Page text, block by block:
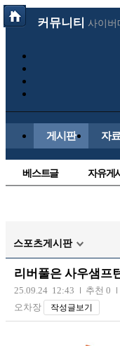
커뮤니티 사이버
게시판 자
베스트글 자유게
스포츠게시판
리버풀은 사우샘프
25.09.24 12:43 추천 0
오차장
작성글보기